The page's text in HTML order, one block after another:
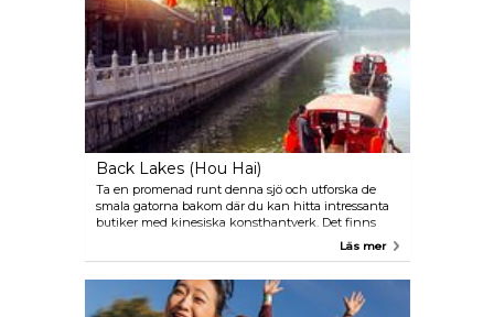
Back Lakes (Hou Hai)
Ta en promenad runt denna sjö och utforska de
smala gatorna bakom där du kan hitta intressanta
butiker med kinesiska konsthantverk. Det finns
gott om restauranger i området där du kan njuta av
Läs mer